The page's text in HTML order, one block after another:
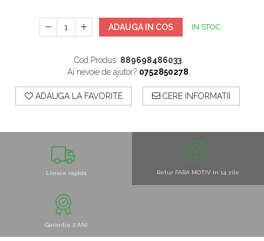
ADAUGA IN COS IN STOC
Cod Produs: 889698486033
Ai nevoie de ajutor? 0752850278
ADAUGA LA FAVORITE CERE INFORMATII
Livrare rapida Retur FARA MOTIV in 14 zile
Garantie 2 ANI